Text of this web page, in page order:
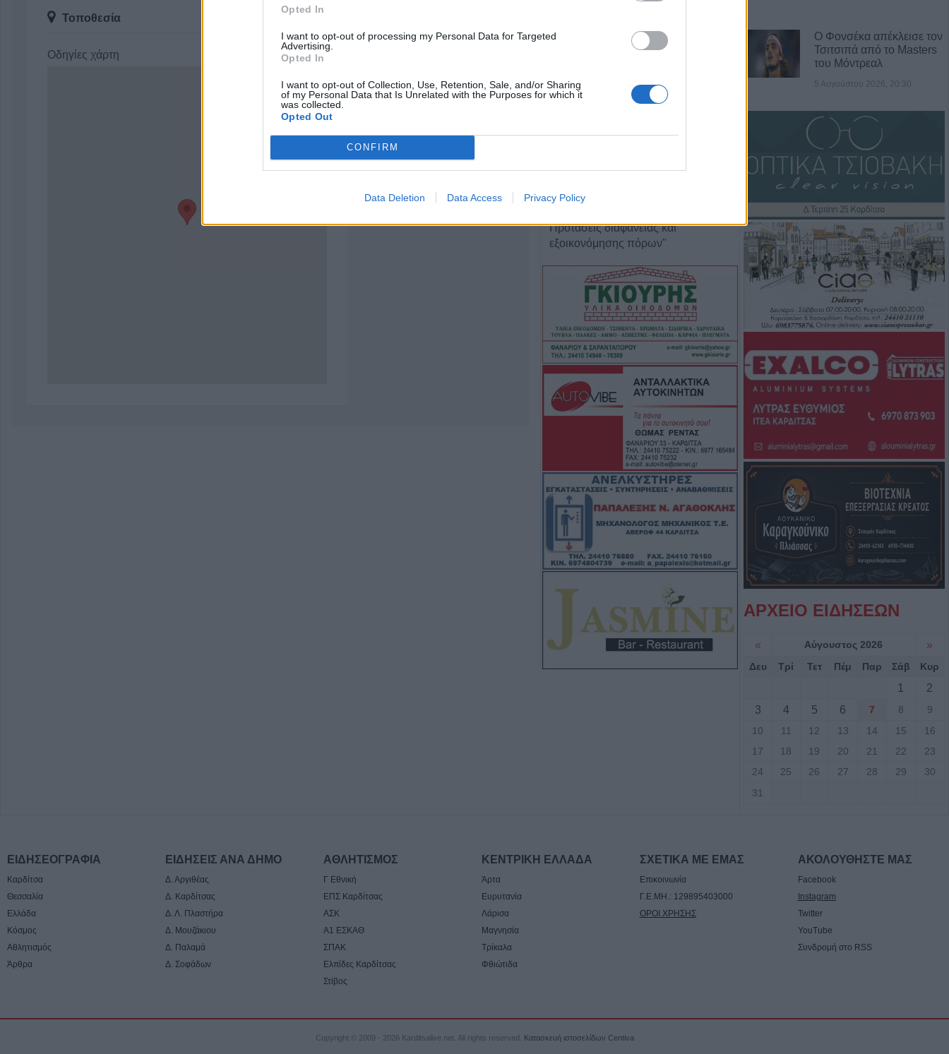
Opted In
I want to opt-out of processing my Personal Data for Targeted
Advertising.
Opted In
I want to opt-out of Collection, Use, Retention, Sale, and/or Sharing
of my Personal Data that Is Unrelated with the Purposes for which it
was collected.
Opted Out
CONFIRM
Data Deletion Data Access Privacy Policy
Τοποθεσία
Οδηγίες χάρτη
Μαγνησία: Χωρίς τις αισθήσεις
της ανασύρθηκε 70χρονη στην
7 Αυγούστου 2026, 13:00
Ευρωπαϊκό ένταλμα σύλληψης
Φ. Αλεξάκος: "Αδιαφάνεια και
Προτάσεις διαφάνειας και
εξοικονόμησης πόρων"
7 Αυγούστου 2026, 12:29
Μουσική βραδιά 80's και 90's στον
Άγιο Βησσάριο Σοφάδων
7 Αυγούστου 2026, 11:57
Συλλήψεις στην Καρδίτσα για
ρευματοκλοπή και παραβάσεις
του ΚΟΚ
7 Αυγούστου 2026, 11:48
Προφυλακίστηκαν τρεις
κατηγορούμενοι για την μεγάλη
πυρκαγιά στη Βοιωτία - Από
δίκτυο μεταφοράς ρεύματος από
αιολικό πάρκο η έναρξη της
πυρκαγιάς
7 Αυγούστου 2026, 11:42
Κράτησε Οκόρο και για τη νέα
σεζόν ο ΑΣΚ
7 Αυγούστου 2026, 11:35
Εργατικό Κέντρο Καρδίτσας:
"Κάτω τα χέρια από τον πρόεδρο
του Εργατικού Κέντρου Λάρισας"
7 Αυγούστου 2026, 11:20
περιφερειακή αρχή Θεσσαλίας
ρύπανση του Γκουσμπασανιώτη
Ο Φονσέκα απέκλεισε τον
Τσιτσιπά από το Masters
του Μόντρεαλ
5 Αυγούστου 2026, 20:30
ΑΡΧΕΙΟ ΕΙΔΗΣΕΩΝ
« Αύγουστος 2026 »
Δευ Τρί Τετ Πέμ Παρ Σάβ Κυρ
1
2
3
4 5 6 7 8
9
10
11 12 13 14 15
16
17
18 19 20 21 22
23
24
25 26 27 28 29
30
31
ΕΙΔΗΣΕΟΓΡΑΦΙΑ
Καρδίτσα
Θεσσαλία
Ελλάδα
Κόσμος
Αθλητισμός
Άρθρα
ΕΙΔΗΣΕΙΣ ΑΝΑ ΔΗΜΟ
Δ. Αργιθέας
Δ. Καρδίτσας
Δ. Λ. Πλαστήρα
Δ. Μουζάκιου
Δ. Παλαμά
Δ. Σοφάδων
ΑΘΛΗΤΙΣΜΟΣ
Γ Εθνική
ΕΠΣ Καρδίτσας
ΑΣΚ
Α1 ΕΣΚΑΘ
ΣΠΑΚ
Ελπίδες Καρδίτσας
Στίβος
ΚΕΝΤΡΙΚΗ ΕΛΛΑΔΑ
Άρτα
Ευρυτανία
Λάρισα
Μαγνησία
Τρίκαλα
Φθιώτιδα
ΣΧΕΤΙΚΑ ΜΕ ΕΜΑΣ
Επικοινωνία
Γ.Ε.ΜΗ.: 129895403000
ΟΡΟΙ ΧΡΗΣΗΣ
ΑΚΟΛΟΥΘΗΣΤΕ ΜΑΣ
Facebook
Instagram
Twitter
YouTube
Συνδρομή στο RSS
Copyright © 2009 - 2026 Karditsalive.net. All rights reserved. Κατασκευή ιστοσελίδων Centiva